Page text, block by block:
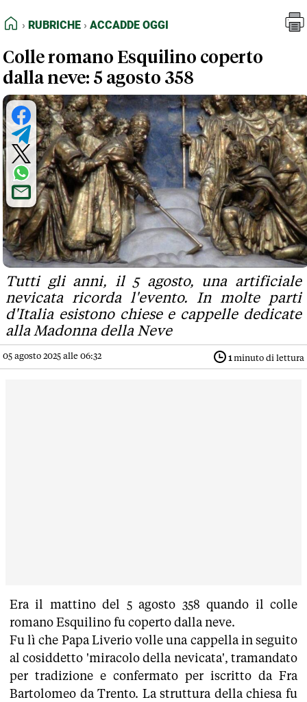
FEED RSS
NORMATIVE DEONTOLOGICHE
TERMINI e CONDIZIONI
Rubriche
Accadde oggi
HOME
RUBRICHE ACCADDE OGGI
Colle romano Esquilino coperto
dalla neve: 5 agosto 358
Tutti gli anni, il 5 agosto, una artificiale
nevicata ricorda l'evento. In molte parti
d'Italia esistono chiese e cappelle dedicate
alla Madonna della Neve
05 agosto 2025 alle 06:32 1minuto di lettura
Era il mattino del 5 agosto 358 quando il colle
romano Esquilino fu coperto dalla neve.
Fu lì che Papa Liverio volle una cappella in seguito
al cosiddetto 'miracolo della nevicata', tramandato
per tradizione e confermato per iscritto da Fra
Bartolomeo da Trento. La struttura della chiesa fu